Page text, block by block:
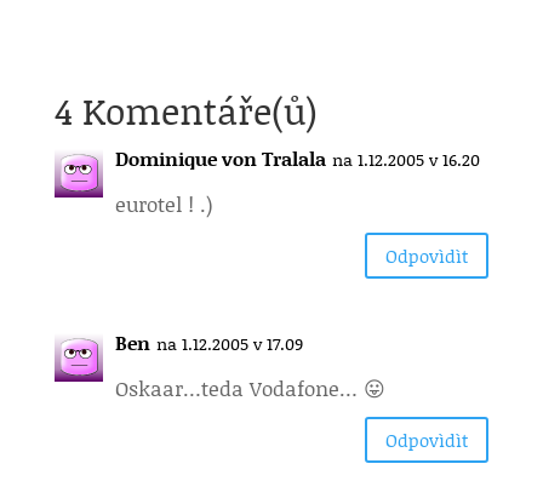
4 Komentáře(ů)
Dominique von Tralala na 1.12.2005 v 16.20
eurotel ! .)
Odpovìdìt
Ben na 1.12.2005 v 17.09
Oskaar…teda Vodafone… 😛
Odpovìdìt